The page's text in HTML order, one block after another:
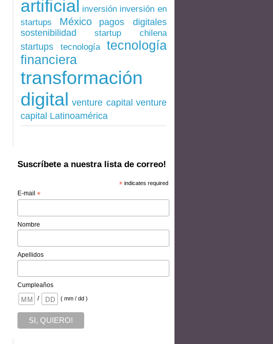
artificial inversión inversión en
startups
México pagos digitales
sostenibilidad startup chilena
startups tecnología
tecnología
financiera
transformación
digital venture capital venture
capital Latinoamérica
Suscríbete a nuestra lista de correo!
*indicates required
E-mail*
Nombre
Apellidos
Cumpleaños
/
( mm / dd )